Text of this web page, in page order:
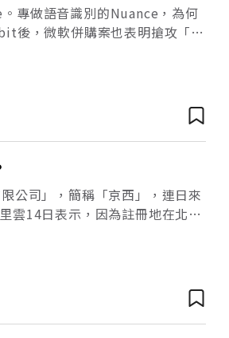
專做語音識別的Nuance，為何
後，微軟併購案也表明搶攻「健
公司」，簡稱「京西」，連日來
雲14日表示，因為註冊地在北京